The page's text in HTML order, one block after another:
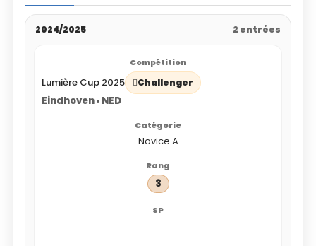
2024/2025 2 entrées
Lumière Cup 2025 Challenger
Eindhoven • NED
Novice A
3
—